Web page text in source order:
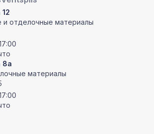
и отделочные материалы
8a
материалы